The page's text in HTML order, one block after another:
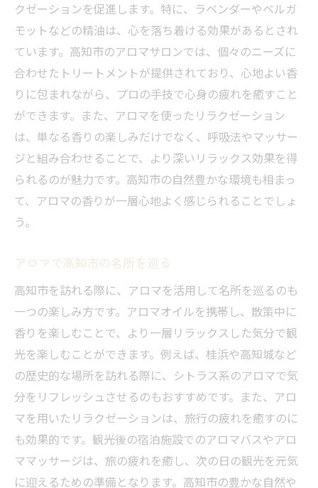
クゼーションを促進します。特に、ラベンダーやベルガ
モットなどの精油は、心を落ち着ける効果があるとされ
ています。高知市のアロマサロンでは、個々のニーズに
合わせたトリートメントが提供されており、心地よい香
りに包まれながら、プロの手技で心身の疲れを癒すこと
ができます。また、アロマを使ったリラクゼーション
は、単なる香りの楽しみだけでなく、呼吸法やマッサー
ジと組み合わせることで、より深いリラックス効果を得
られるのが魅力です。高知市の自然豊かな環境も相まっ
て、アロマの香りが一層心地よく感じられることでしょ
う。
アロマで高知市の名所を巡る
高知市を訪れる際に、アロマを活用して名所を巡るのも
一つの楽しみ方です。アロマオイルを携帯し、散策中に
香りを楽しむことで、より一層リラックスした気分で観
光を楽しむことができます。例えば、桂浜や高知城など
の歴史的な場所を訪れる際に、シトラス系のアロマで気
分をリフレッシュさせるのもおすすめです。また、アロ
マを用いたリラクゼーションは、旅行の疲れを癒すのに
も効果的です。観光後の宿泊施設でのアロマバスやアロ
ママッサージは、旅の疲れを癒し、次の日の観光を元気
に迎えるための準備となります。高知市の豊かな自然や